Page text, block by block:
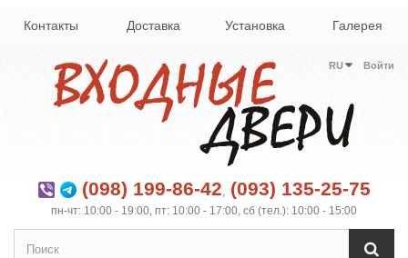
Контакты Доставка Установка Галерея
Войти
RU
(098) 199-86-42, (093) 135-25-75
пн-чт: 10:00 - 19:00, пт: 10:00 - 17:00, сб (тел.): 10:00 - 15:00